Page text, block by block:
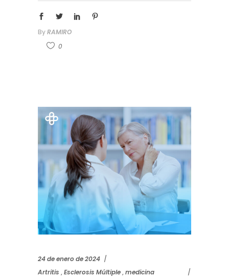
ByRAMIRO
0
24 de enero de 2024
Artritis ,Esclerosis Múltiple,medicina